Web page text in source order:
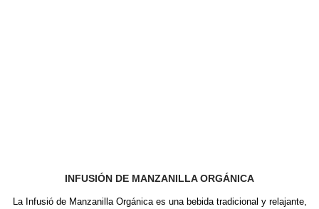
INFUSIÓN DE MANZANILLA ORGÁNICA
La Infusió de Manzanilla Orgánica es una bebida tradicional y relajante,